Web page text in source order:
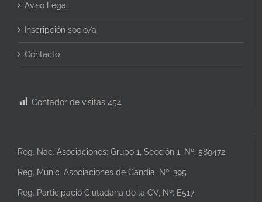
Aviso Legal
Inscripción socio/a
Contacto
Contador de visitas 454
Reg. Nac. Asociaciones: Grupo 1, Sección 1, Nº: 589472
Reg. Munic. Asociaciones de Gandia, Nº: 395
Reg. Participació Ciutadana de la CV, Nº: E517